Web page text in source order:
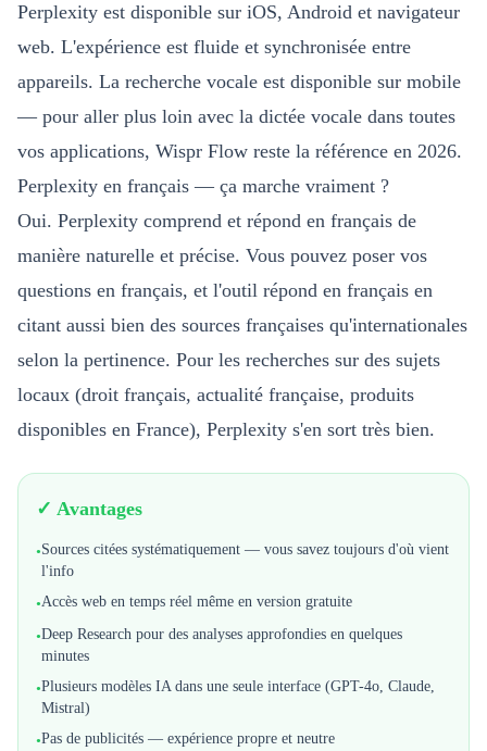
Perplexity est disponible sur iOS, Android et navigateur
web. L'expérience est fluide et synchronisée entre
appareils. La recherche vocale est disponible sur mobile
— pour aller plus loin avec la dictée vocale dans toutes
vos applications, Wispr Flow reste la référence en 2026.
Perplexity en français — ça marche vraiment ?
Oui. Perplexity comprend et répond en français de
manière naturelle et précise. Vous pouvez poser vos
questions en français, et l'outil répond en français en
citant aussi bien des sources françaises qu'internationales
selon la pertinence. Pour les recherches sur des sujets
locaux (droit français, actualité française, produits
disponibles en France), Perplexity s'en sort très bien.
✓ Avantages
•Sources citées systématiquement — vous savez toujours d'où vient
l'info
•Accès web en temps réel même en version gratuite
•Deep Research pour des analyses approfondies en quelques
minutes
•Plusieurs modèles IA dans une seule interface (GPT-4o, Claude,
Mistral)
•Pas de publicités — expérience propre et neutre